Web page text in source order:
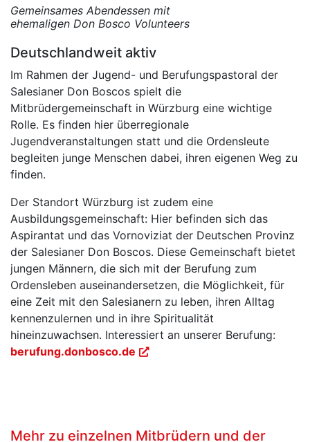
Gemeinsames Abendessen mit
ehemaligen Don Bosco Volunteers
Deutschlandweit aktiv
Im Rahmen der Jugend- und Berufungspastoral der
Salesianer Don Boscos spielt die
Mitbrüdergemeinschaft in Würzburg eine wichtige
Rolle. Es finden hier überregionale
Jugendveranstaltungen statt und die Ordensleute
begleiten junge Menschen dabei, ihren eigenen Weg zu
finden.
Der Standort Würzburg ist zudem eine
Ausbildungsgemeinschaft: Hier befinden sich das
Aspirantat und das Vornoviziat der Deutschen Provinz
der Salesianer Don Boscos. Diese Gemeinschaft bietet
jungen Männern, die sich mit der Berufung zum
Ordensleben auseinandersetzen, die Möglichkeit, für
eine Zeit mit den Salesianern zu leben, ihren Alltag
kennenzulernen und in ihre Spiritualität
hineinzuwachsen. Interessiert an unserer Berufung:
berufung.donbosco.de
Mehr zu einzelnen Mitbrüdern und der